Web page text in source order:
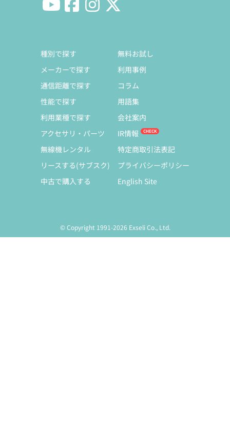
種別で探す
メーカーで探す
通信距離で探す
性能で探す
利用業種で探す
アクセサリ・パーツ
無線機レンタル
リースする(サブスク)
中古で購入する
無料お試し
利用事例
コラム
用語集
会社案内
IR情報
特定商取引法表記
プライバシーポリシー
English Site
© Copyright 1991-2026 Exseli Co., Ltd.